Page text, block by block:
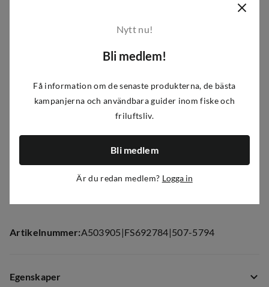
Snabb aktion för precisa kast och effektiv krokning
Slank och balanserad konstruktion för komfort över
Anpassat för wobblers, skeddrag och spinnare i lätt
klass
Kontrollerad böjkurva som minskar risken för tappad
fisk
Modell
Delar
7'/213cm 3-12g Fast 113g
Artikelnummer:A503905 |FS692784|507-5794
Egenskaper
Nytt nu!
Bli medlem!
Få information om de senaste produkterna, de bästa
kampanjerna och användbara guider inom fiske och
friluftsliv.
Bli medlem
Är du redan medlem? Logga in